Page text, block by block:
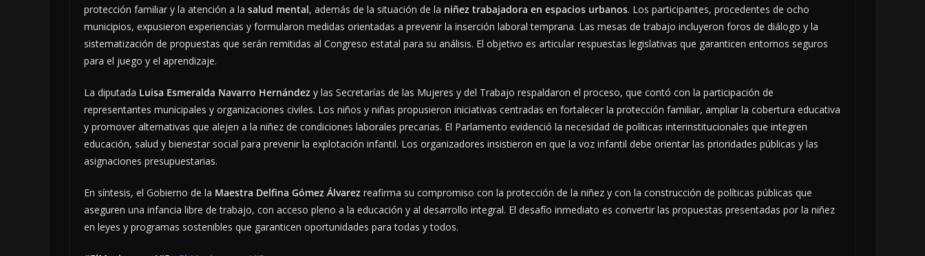
protección familiar y la atención a la salud mental, además de la situación de la niñez trabajadora en espacios urbanos. Los participantes, procedentes de ocho
municipios, expusieron experiencias y formularon medidas orientadas a prevenir la inserción laboral temprana. Las mesas de trabajo incluyeron foros de diálogo y la
sistematización de propuestas que serán remitidas al Congreso estatal para su análisis. El objetivo es articular respuestas legislativas que garanticen entornos seguros
para el juego y el aprendizaje.
La diputada Luisa Esmeralda Navarro Hernández y las Secretarías de las Mujeres y del Trabajo respaldaron el proceso, que contó con la participación de
representantes municipales y organizaciones civiles. Los niños y niñas propusieron iniciativas centradas en fortalecer la protección familiar, ampliar la cobertura educativa
y promover alternativas que alejen a la niñez de condiciones laborales precarias. El Parlamento evidenció la necesidad de políticas interinstitucionales que integren
educación, salud y bienestar social para prevenir la explotación infantil. Los organizadores insistieron en que la voz infantil debe orientar las prioridades públicas y las
asignaciones presupuestarias.
En síntesis, el Gobierno de la Maestra Delfina Gómez Álvarez reafirma su compromiso con la protección de la niñez y con la construcción de políticas públicas que
aseguren una infancia libre de trabajo, con acceso pleno a la educación y al desarrollo integral. El desafío inmediato es convertir las propuestas presentadas por la niñez
en leyes y programas sostenibles que garanticen oportunidades para todas y todos.